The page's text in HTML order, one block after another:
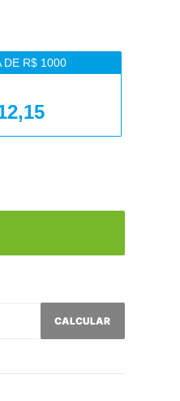
DE R$ 1000
CALCULAR